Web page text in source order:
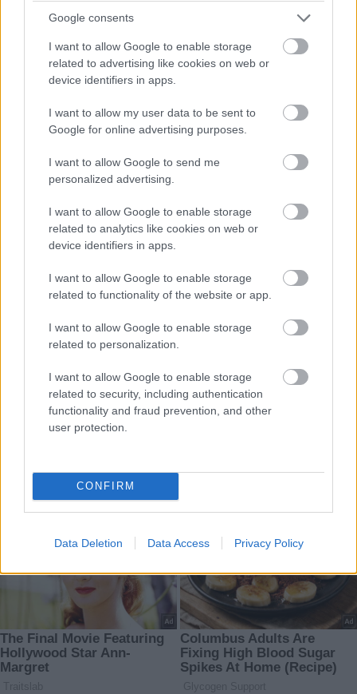
Google consents
I want to allow Google to enable storage
related to advertising like cookies on web or
device identifiers in apps.
I want to allow my user data to be sent to
Google for online advertising purposes.
I want to allow Google to send me
personalized advertising.
I want to allow Google to enable storage
related to analytics like cookies on web or
device identifiers in apps.
I want to allow Google to enable storage
related to functionality of the website or app.
I want to allow Google to enable storage
related to personalization.
I want to allow Google to enable storage
related to security, including authentication
functionality and fraud prevention, and other
user protection.
CONFIRM
Data Deletion Data Access Privacy Policy